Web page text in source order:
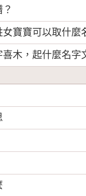
寶寶可以取什麼
木，起什麼名字